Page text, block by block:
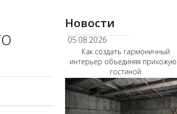
Новости
05.08.2026
Как создать гармоничный
интерьер объединяя
гостиной